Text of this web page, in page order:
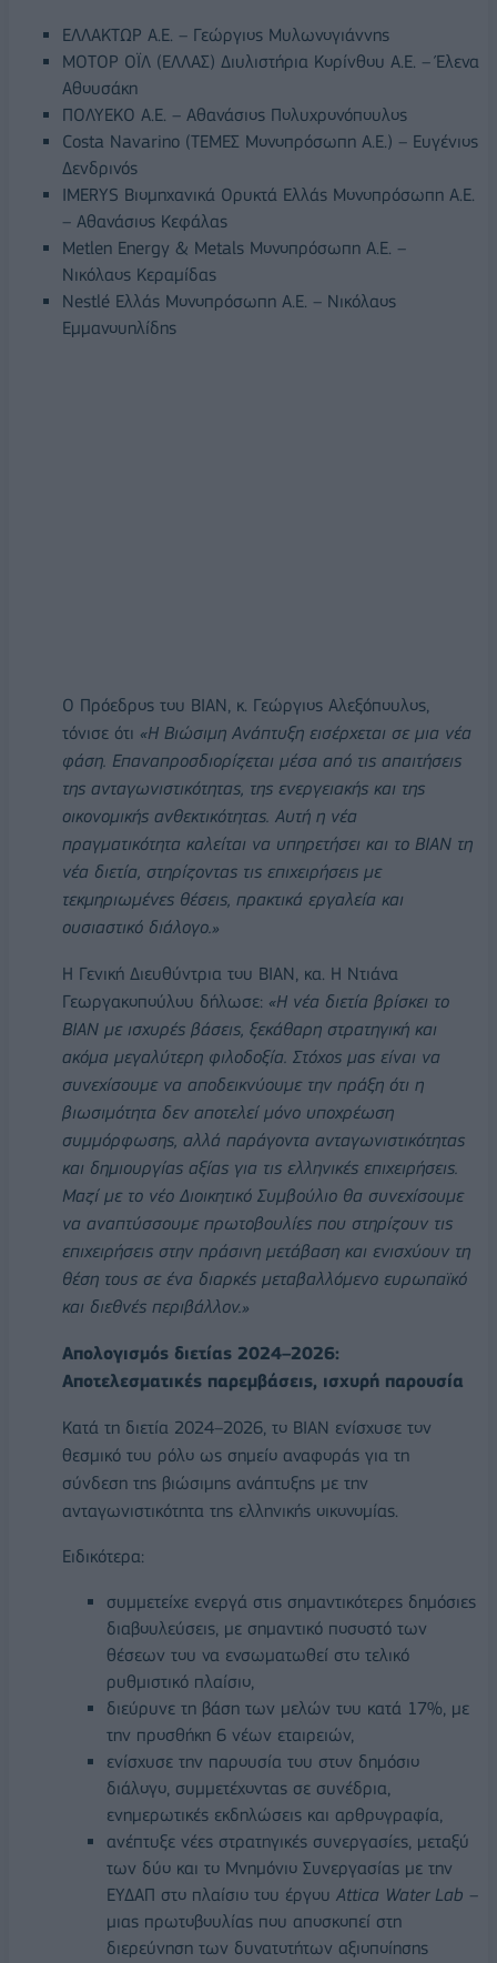
ΕΛΛΑΚΤΩΡ Α.Ε. – Γεώργιος Μυλωνογιάννης
ΜΟΤΟΡ ΟΪΛ (ΕΛΛΑΣ) Διυλιστήρια Κορίνθου Α.Ε. – Έλενα
Αθουσάκη
ΠΟΛΥΕΚΟ Α.Ε. – Αθανάσιος Πολυχρονόπουλος
Costa Navarino (ΤΕΜΕΣ Μονοπρόσωπη Α.Ε.) – Ευγένιος
Δενδρινός
IMERYS Βιομηχανικά Ορυκτά Ελλάς Μονοπρόσωπη Α.Ε.
– Αθανάσιος Κεφάλας
Metlen Energy & Metals Μονοπρόσωπη Α.Ε. –
Νικόλαος Κεραμίδας
Nestlé Ελλάς Μονοπρόσωπη Α.Ε. – Νικόλαος
Εμμανουηλίδης
Ο Πρόεδρος του ΒΙΑΝ, κ. Γεώργιος Αλεξόπουλος,
τόνισε ότι «Η Βιώσιμη Ανάπτυξη εισέρχεται σε μια νέα
φάση. Επαναπροσδιορίζεται μέσα από τις απαιτήσεις
της ανταγωνιστικότητας, της ενεργειακής και της
οικονομικής ανθεκτικότητας. Αυτή η νέα
πραγματικότητα καλείται να υπηρετήσει και το ΒΙΑΝ τη
νέα διετία, στηρίζοντας τις επιχειρήσεις με
τεκμηριωμένες θέσεις, πρακτικά εργαλεία και
ουσιαστικό διάλογο.»
Η Γενική Διευθύντρια του ΒΙΑΝ, κα. Η Ντιάνα
Γεωργακοπούλου δήλωσε: «Η νέα διετία βρίσκει το
ΒΙΑΝ με ισχυρές βάσεις, ξεκάθαρη στρατηγική και
ακόμα μεγαλύτερη φιλοδοξία. Στόχος μας είναι να
συνεχίσουμε να αποδεικνύουμε την πράξη ότι η
βιωσιμότητα δεν αποτελεί μόνο υποχρέωση
συμμόρφωσης, αλλά παράγοντα ανταγωνιστικότητας
και δημιουργίας αξίας για τις ελληνικές επιχειρήσεις.
Μαζί με το νέο Διοικητικό Συμβούλιο θα συνεχίσουμε
να αναπτύσσουμε πρωτοβουλίες που στηρίζουν τις
επιχειρήσεις στην πράσινη μετάβαση και ενισχύουν τη
θέση τους σε ένα διαρκές μεταβαλλόμενο ευρωπαϊκό
και διεθνές περιβάλλον.»
Απολογισμός διετίας 2024–2026:
Αποτελεσματικές παρεμβάσεις, ισχυρή παρουσία
Κατά τη διετία 2024–2026, το ΒΙΑΝ ενίσχυσε τον
θεσμικό του ρόλο ως σημείο αναφοράς για τη
σύνδεση της βιώσιμης ανάπτυξης με την
ανταγωνιστικότητα της ελληνικής οικονομίας.
Ειδικότερα:
συμμετείχε ενεργά στις σημαντικότερες δημόσιες
διαβουλεύσεις, με σημαντικό ποσοστό των
θέσεων του να ενσωματωθεί στο τελικό
ρυθμιστικό πλαίσιο,
διεύρυνε τη βάση των μελών του κατά 17%, με
την προσθήκη 6 νέων εταιρειών,
ενίσχυσε την παρουσία του στον δημόσιο
διάλογο, συμμετέχοντας σε συνέδρια,
ενημερωτικές εκδηλώσεις και αρθρογραφία,
ανέπτυξε νέες στρατηγικές συνεργασίες, μεταξύ
των δύο και το Μνημόνιο Συνεργασίας με την
ΕΥΔΑΠ στο πλαίσιο του έργου Attica Water Lab –
μιας πρωτοβουλίας που αποσκοπεί στη
διερεύνηση των δυνατοτήτων αξιοποίησης